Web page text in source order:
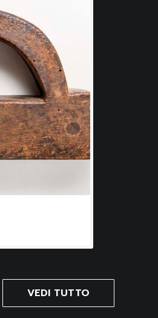
VEDI TUTTO